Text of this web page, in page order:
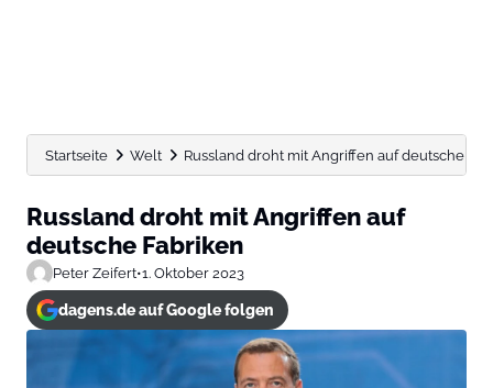
Startseite Welt Russland droht mit Angriffen auf deutsche
Russland droht mit Angriffen auf
deutsche Fabriken
Peter Zeifert•1. Oktober 2023
dagens.de auf Google folgen